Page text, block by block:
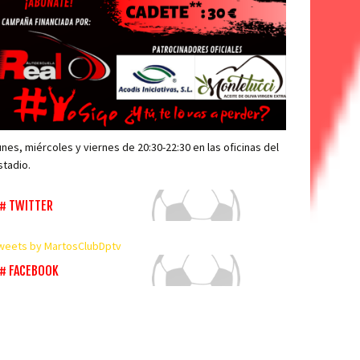
miércoles y viernes de 20:30-22:30 en las oficinas del
TWITTER
by MartosClubDptv
FACEBOOK